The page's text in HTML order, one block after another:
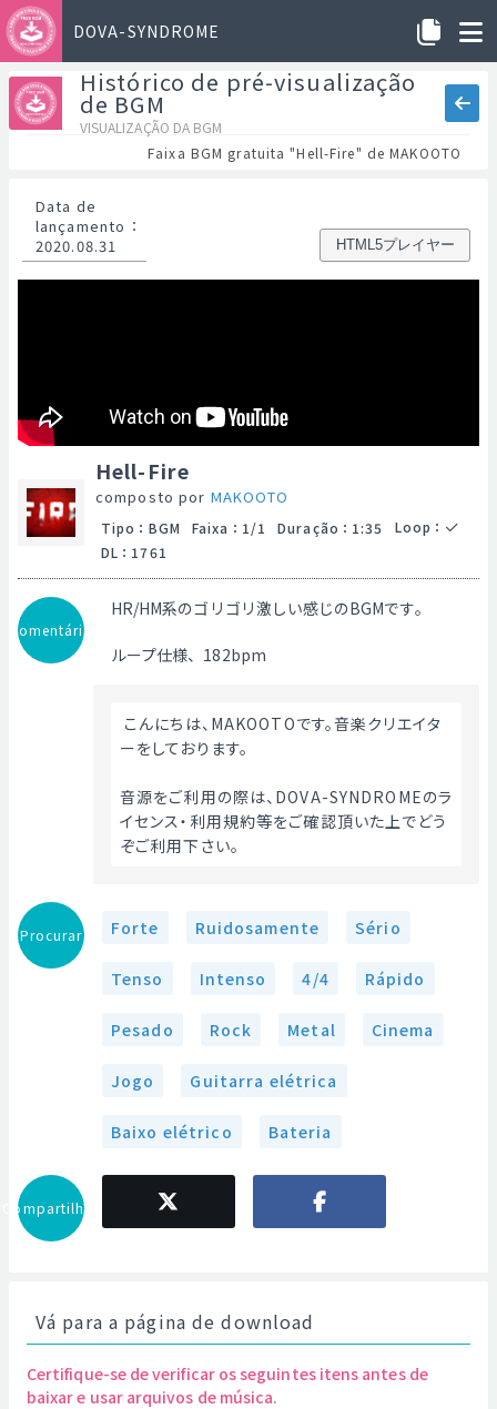
DOVA-SYNDROME
Histórico de pré-visualização
de BGM
VISUALIZAÇÃO DA BGM
Faixa BGM gratuita "Hell-Fire" de MAKOOTO
Data de
lançamento ：
2020.08.31
HTML5プレイヤー
Hell-Fire
composto por MAKOOTO
Tipo ： BGM Faixa ： 1/1 Duração ： 1:35 Loop ：
DL ： 1761
Comentário
HR/HM系のゴリゴリ激しい感じのBGMです。
ループ仕様、182bpm
ーをしております。
音源をご利用の際は、DOVA-SYNDROMEのラ
イセンス・利用規約等をご確認頂いた上でどう
ぞご利用下さい。
Procurar Forte Ruidosamente Sério
Tenso Intenso 4/4 Rápido
Pesado Rock Metal Cinema
Jogo Guitarra elétrica
Baixo elétrico Bateria
Compartilhar
Vá para a página de download
Certifique-se de verificar os seguintes itens antes de
baixar e usar arquivos de música.